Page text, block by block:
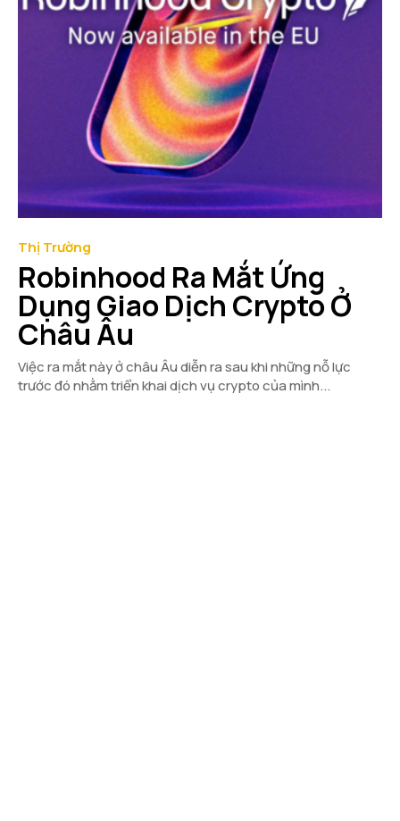
Thị Trường
Robinhood Ra Mắt Ứng
Dụng Giao Dịch Crypto Ở
Châu Âu
Việc ra mắt này ở châu Âu diễn ra sau khi những nỗ lực
trước đó nhằm triển khai dịch vụ crypto của mình...